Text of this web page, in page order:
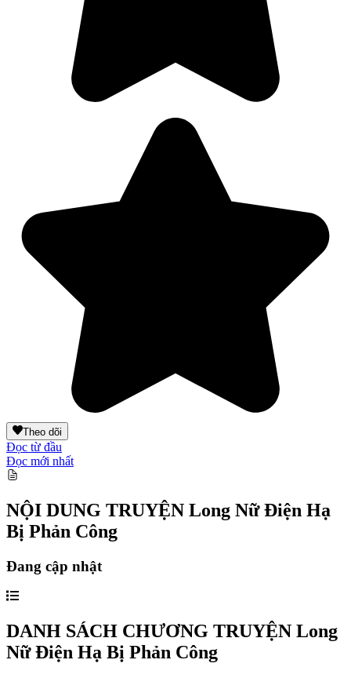
Theo dõi
Đọc từ đầu
Đọc mới nhất
NỘI DUNG TRUYỆN Long Nữ Điện Hạ
Bị Phản Công
Đang cập nhật
DANH SÁCH CHƯƠNG TRUYỆN Long
Nữ Điện Hạ Bị Phản Công